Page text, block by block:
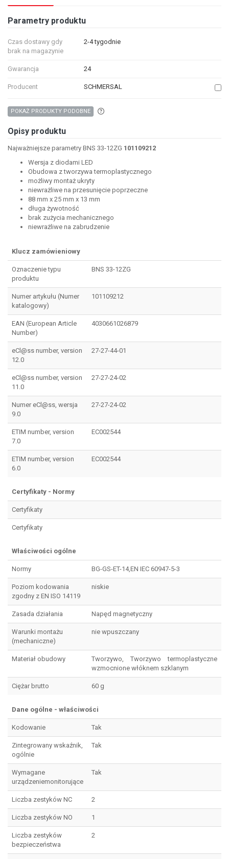
Parametry produktu
Czas dostawy gdy
brak na magazynie
2-4 tygodnie
Gwarancja 24
Producent SCHMERSAL
POKAŻ PRODUKTY PODOBNE
Opisy produktu
Najważniejsze parametry BNS 33-12ZG 101109212
Wersja z diodami LED
Obudowa z tworzywa termoplastycznego
możliwy montaż ukryty
niewrażliwe na przesunięcie poprzeczne
88 mm x 25 mm x 13 mm
długa żywotność
brak zużycia mechanicznego
niewrażliwe na zabrudzenie
Klucz zamówieniowy
Oznaczenie typu
produktu
BNS 33-12ZG
Numer artykułu (Numer
katalogowy)
101109212
EAN (European Article
Number)
4030661026879
eCl@ss number, version
12.0
27-27-44-01
eCl@ss number, version
11.0
27-27-24-02
Numer eCl@ss, wersja
9.0
27-27-24-02
ETIM number, version
7.0
EC002544
ETIM number, version
6.0
EC002544
Certyfikaty - Normy
Certyfikaty
Certyfikaty
Właściwości ogólne
Normy BG-GS-ET-14,EN IEC 60947-5-3
Poziom kodowania
zgodny z EN ISO 14119
niskie
Zasada działania Napęd magnetyczny
Warunki montażu
(mechaniczne)
nie wpuszczany
Materiał obudowy
Tworzywo, Tworzywo termoplastyczne
wzmocnione włóknem szklanym
Ciężar brutto 60 g
Dane ogólne - właściwości
Kodowanie Tak
Zintegrowany wskaźnik,
ogólnie
Tak
Wymagane
urządzeniemonitorujące
Tak
Liczba zestyków NC 2
Liczba zestyków NO 1
Liczba zestyków
bezpieczeństwa
2